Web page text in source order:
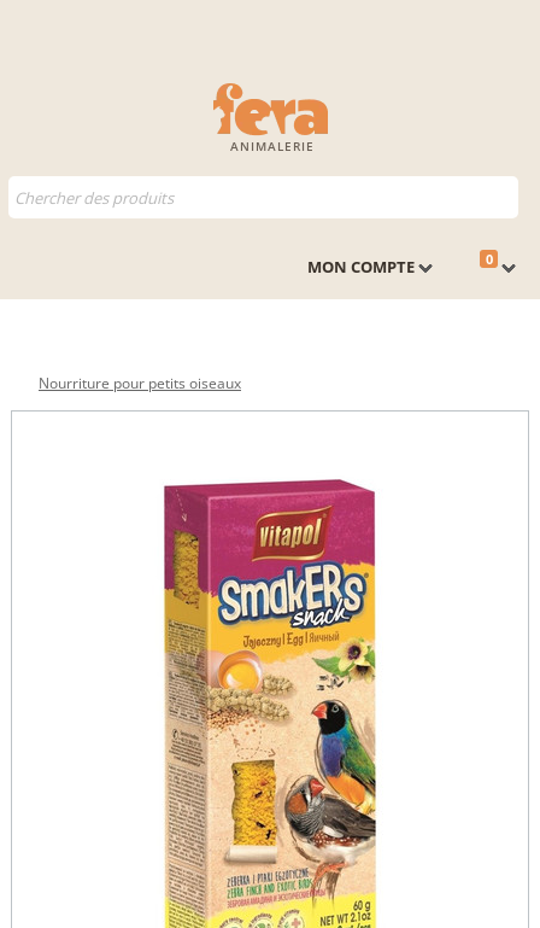
ANIMALERIE
0
MON COMPTE
Nourriture pour petits oiseaux